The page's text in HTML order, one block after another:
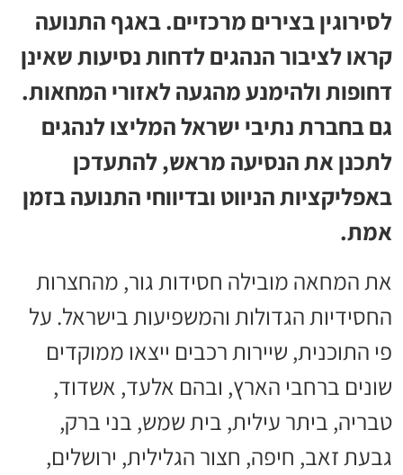
לסירוגין בצירים מרכזיים. באגף התנועה
קראו לציבור הנהגים לדחות נסיעות שאינן
דחופות ולהימנע מהגעה לאזורי המחאות.
גם בחברת נתיבי ישראל המליצו לנהגים
לתכנן את הנסיעה מראש, להתעדכן
באפליקציות הניווט ובדיווחי התנועה בזמן
אמת.
את המחאה מובילה חסידות גור, מהחצרות
החסידיות הגדולות והמשפיעות בישראל. על
פי התוכנית, שיירות רכבים ייצאו ממוקדים
שונים ברחבי הארץ, ובהם אלעד, אשדוד,
טבריה, ביתר עילית, בית שמש, בני ברק,
גבעת זאב, חיפה, חצור הגלילית, ירושלים,